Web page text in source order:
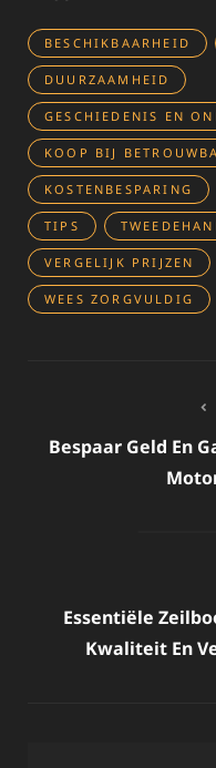
BESCHIKBAARHEID
DUURZAAMHEID
GESCHIEDENIS EN
KOOP BIJ
KOSTENBESPARING
TIPS
VERGELIJK PRIJZEN
WEES ZORGVULDIG
navigatie
Bespaar Geld En
Essentiële
Kwaliteit En